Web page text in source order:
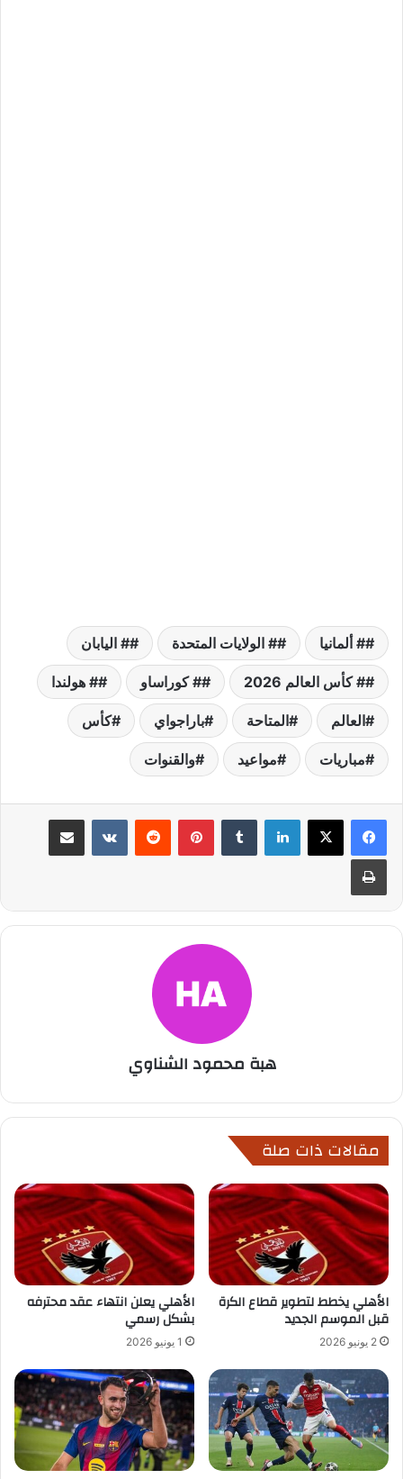
# ألمانيا # الولايات المتحدة # اليابان
# كأس العالم 2026 # كوراساو # هولندا
العالم المتاحة باراجواي كأس
مباريات مواعيد والقنوات
لينكدإن بينتيريست مشاركة عبر البريد
طباعة
هبة محمود الشناوي
مقالات ذات صلة
الأهلي يخطط لتطوير قطاع الكرة
قبل الموسم الجديد
2 يونيو 2026
الأهلي يعلن انتهاء عقد محترفه
بشكل رسمي
1 يونيو 2026